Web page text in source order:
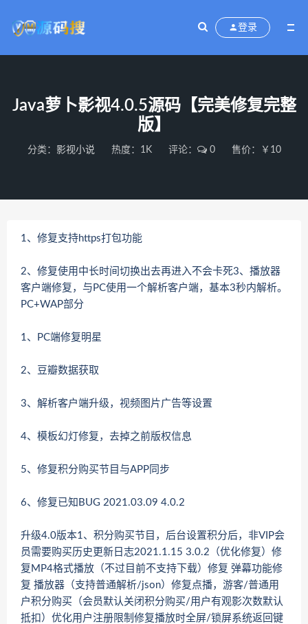
登录
Java萝卜影视4.0.5源码【完美修复完整
版】
分类： 影视小说 热度：1K 评论： 0 售价：￥10
1、修复支持https打包功能
2、修复使用中长时间切换出去再进入不会卡死3、播放器
客户端修复，与PC使用一个解析客户端，基本3秒内解析。
PC+WAP部分
1、PC端修复明星
2、豆瓣数据获取
3、解析客户端升级，视频图片广告等设置
4、模板幻灯修复，去掉之前版权信息
5、修复积分购买节目与APP同步
6、修复已知BUG 2021.03.09 4.0.2
升级4.0版本1、积分购买节目，后台设置积分后，非VIP会
员需要购买历史更新日志2021.1.15 3.0.2（优化修复）修
复MP4格式播放（不过目前不支持下载）修复 弹幕功能修
复 播放器（支持普通解析/json）修复点播，游客/普通用
户积分购买（会员默认关闭积分购买/用户有观影次数默认
抵扣）优化用户注册限制修复播放时全屏/锁屏系统返回键